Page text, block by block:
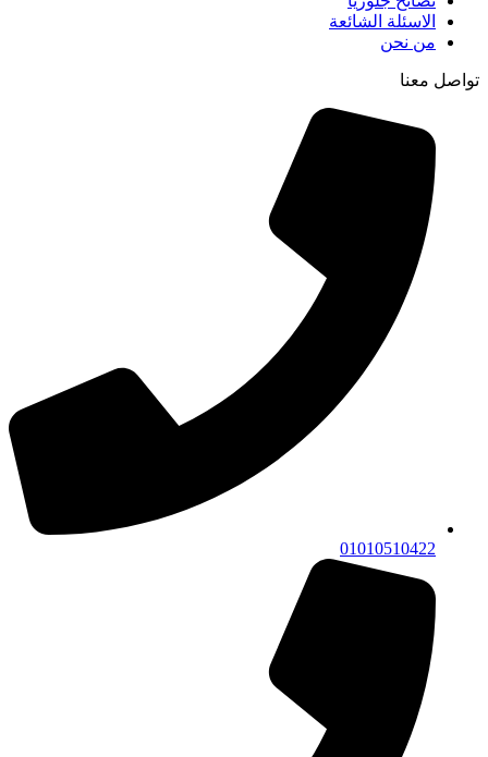
الاسئلة الشائعة
من نحن
تواصل معنا
01010510422